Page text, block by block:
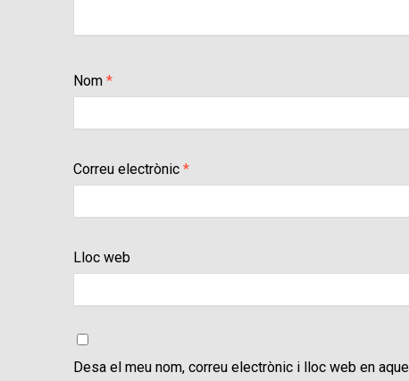
Nom *
Correu electrònic *
Lloc web
Desa el meu nom, correu electrònic i lloc web en